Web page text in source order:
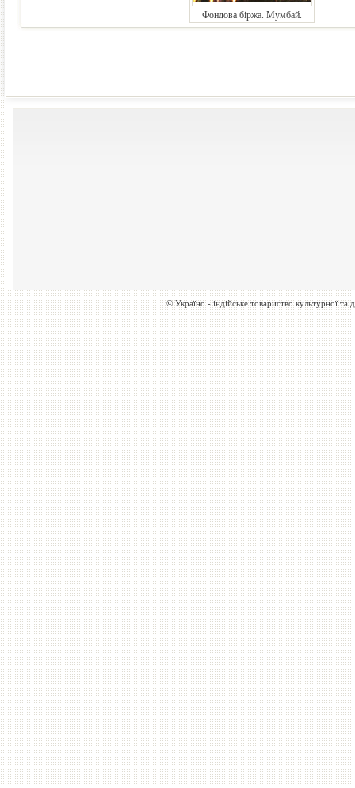
Фондова біржа. Мумбай.
© Україно - індійське товариство культурної та